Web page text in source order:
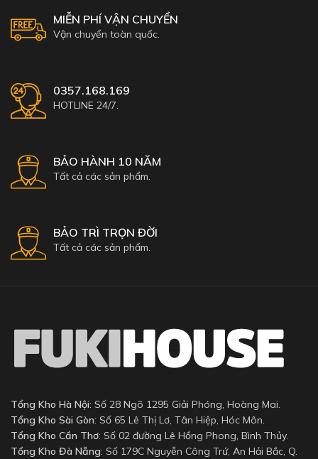
MIỄN PHÍ VẬN CHUYỂN
Vận chuyển toàn quốc.
0357.168.169
HOTLINE 24/7.
BẢO HÀNH 10 NĂM
Tất cả các sản phẩm.
BẢO TRÌ TRỌN ĐỜI
Tất cả các sản phẩm.
Tổng Kho Hà Nội: Số 28 Ngõ 1295 Giải Phóng, Hoàng Mai.
Tổng Kho Sài Gòn: Số 65 Lê Thị Lơ, Tân Hiệp, Hóc Môn.
Tổng Kho Cần Thơ: Số 02 đường Lê Hồng Phong, Bình Thủy.
Tổng Kho Đà Nẵng: Số 179C Nguyễn Công Trứ, An Hải Bắc, Q.